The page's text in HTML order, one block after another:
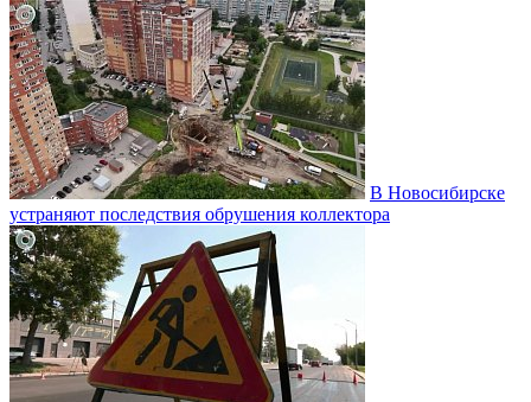
В Новосибирске
устраняют последствия обрушения коллектора